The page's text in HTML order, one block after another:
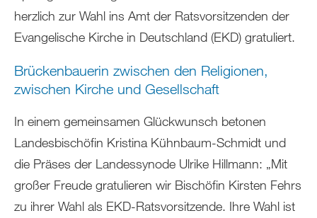
herzlich zur Wahl ins Amt der Ratsvorsitzenden der
Evangelische Kirche in Deutschland (EKD) gratuliert.
Brückenbauerin zwischen den Religionen,
zwischen Kirche und Gesellschaft
In einem gemeinsamen Glückwunsch betonen
Landesbischöfin Kristina Kühnbaum-Schmidt und
die Präses der Landessynode Ulrike Hillmann: „Mit
großer Freude gratulieren wir Bischöfin Kirsten Fehrs
zu ihrer Wahl als EKD-Ratsvorsitzende. Ihre Wahl ist